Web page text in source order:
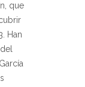
que
Han